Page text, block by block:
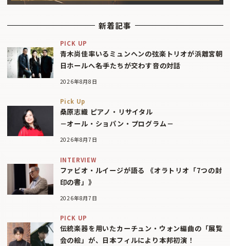
新着記事
PICK UP
青木尚佳率いるミュンヘンの弦楽トリオが浜離宮朝
日ホールへ――名手たちが交わす音の対話
2026年8月8日
Pick Up
桑原志織 ピアノ・リサイタル
－オール・ショパン・プログラム－
2026年8月7日
INTERVIEW
ファビオ・ルイージが語る 《オラトリオ「7つの封
印の書」》
2026年8月7日
PICK UP
伝統楽器を用いたカーチュン・ウォン編曲の「展覧
会の絵」が、日本フィルにより本邦初演！